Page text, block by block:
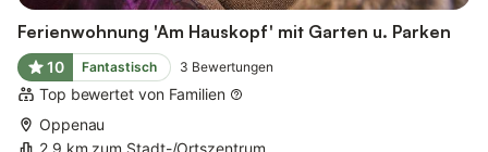
Ferienwohnung 'Am Hauskopf' mit Garten u. Parken
10 Fantastisch 3 Bewertungen
Top bewertet von Familien
Oppenau